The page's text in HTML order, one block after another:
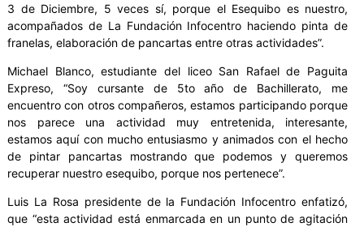
3 de Diciembre, 5 veces sí, porque el Esequibo es nuestro,
acompañados de La Fundación Infocentro haciendo pinta de
franelas, elaboración de pancartas entre otras actividades”.
Michael Blanco, estudiante del liceo San Rafael de Paguita
Expreso, “Soy cursante de 5to año de Bachillerato, me
encuentro con otros compañeros, estamos participando porque
nos parece una actividad muy entretenida, interesante,
estamos aquí con mucho entusiasmo y animados con el hecho
de pintar pancartas mostrando que podemos y queremos
recuperar nuestro esequibo, porque nos pertenece”.
Luis La Rosa presidente de la Fundación Infocentro enfatizó,
que “esta actividad está enmarcada en un punto de agitación